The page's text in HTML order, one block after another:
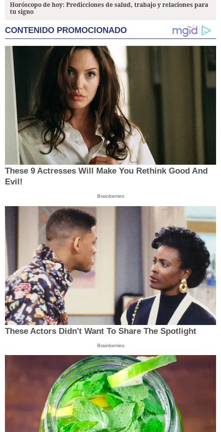
Horóscopo de hoy: Predicciones de salud, trabajo y relaciones para
tu signo
CONTENIDO PROMOCIONADO
These 9 Actresses Will Make You Rethink Good And
Evil!
Brainberries
These Actors Didn't Want To Share The Spotlight
Brainberries